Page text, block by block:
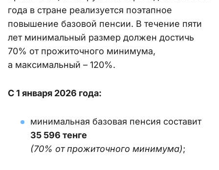
года в стране реализуется поэтапное
повышение базовой пенсии. В течение пяти
лет минимальный размер должен достичь
70% от прожиточного минимума,
а максимальный – 120%.
С 1 января 2026 года:
минимальная базовая пенсия составит
35 596 тенге
(70% от прожиточного минимума);